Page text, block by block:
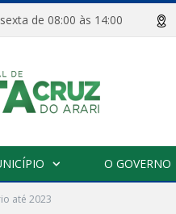
sexta de 08:00 às 14:00
O GOVERNO
até 2023